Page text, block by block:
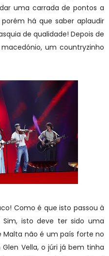
uma carrada de pontos a
há que saber aplaudir
de qualidade! Depois de
um countryzinho
Como é que isto passou à
isto deve ter sido uma
Malta não é um país forte no
Vella, o júri já bem tinha